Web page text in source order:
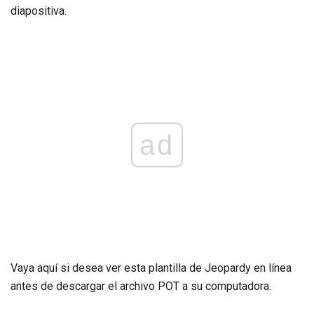
diapositiva.
ad
Vaya aquí si desea ver esta plantilla de Jeopardy en línea
antes de descargar el archivo POT a su computadora.